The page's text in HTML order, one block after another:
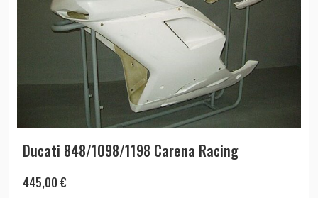
Ducati 848/1098/1198 Carena Racing
445,00 €